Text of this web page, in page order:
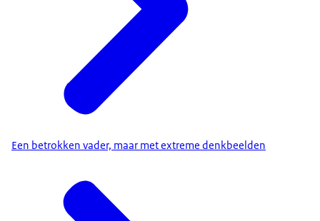
Een betrokken vader, maar met extreme denkbeelden